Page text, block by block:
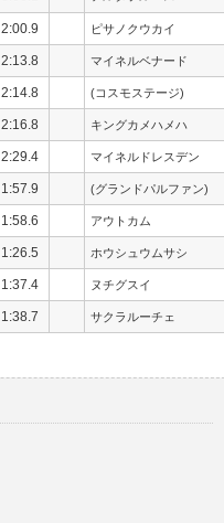
2:00.9 ピサノクウカイ
2:13.8 マイネルベナード
2:14.8 (コスモステージ)
2:16.8 キングカメハメハ
2:29.4 マイネルドレスデン
1:57.9 (グランドパルファン)
1:58.6 アウトカム
1:26.5 ホウシュウムサシ
1:37.4 ヌチグスイ
1:38.7 サクラルーチェ